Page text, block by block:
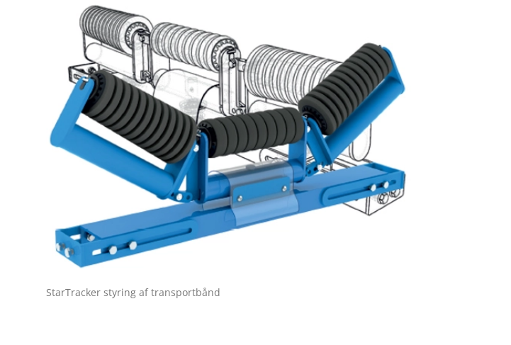
StarTracker styring af transportbånd